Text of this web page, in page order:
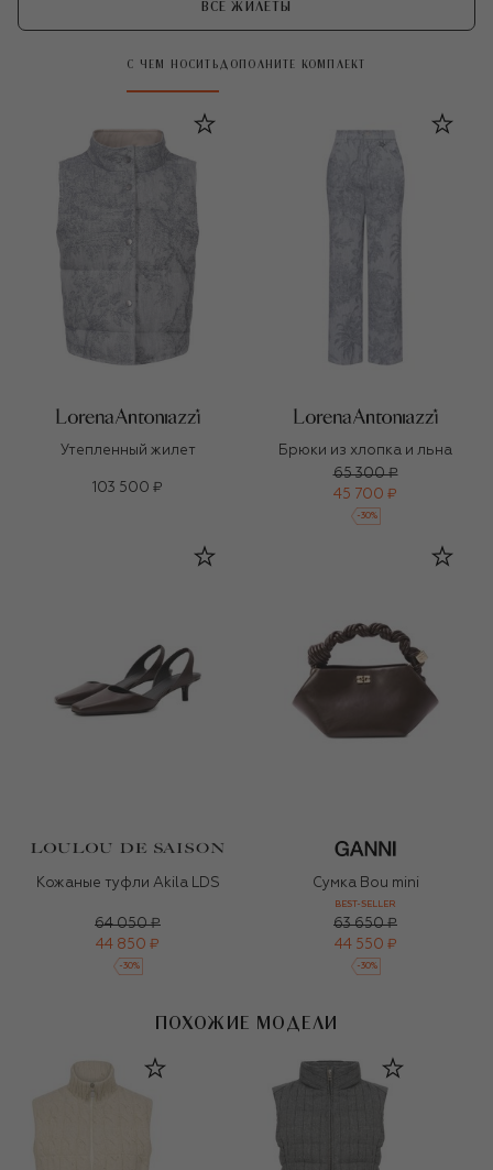
ВСЕ ЖИЛЕТЫ
С ЧЕМ НОСИТЬ ДОПОЛНИТЕ КОМПЛЕКТ
Утепленный жилет
103 500 ₽
Брюки из хлопка и льна
65 300 ₽
45 700 ₽
-30%
Кожаные туфли Akila LDS
64 050 ₽
44 850 ₽
-30%
Сумка Bou mini
BEST-SELLER
63 650 ₽
44 550 ₽
-30%
ПОХОЖИЕ МОДЕЛИ